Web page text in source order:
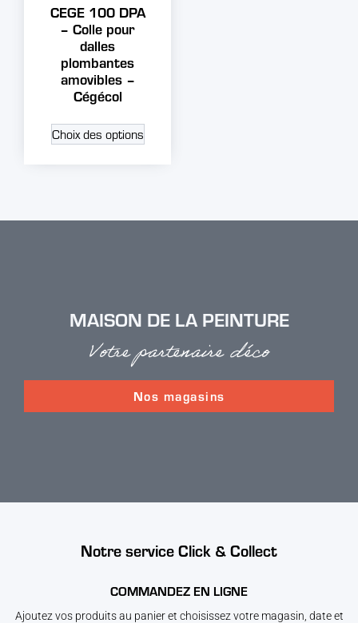
CEGE 100 DPA
– Colle pour
dalles
plombantes
amovibles –
Cégécol
Choix des options
MAISON DE LA PEINTURE
Votre partenaire déco
Nos magasins
Notre service Click & Collect
COMMANDEZ EN LIGNE
Ajoutez vos produits au panier et choisissez votre magasin, date et